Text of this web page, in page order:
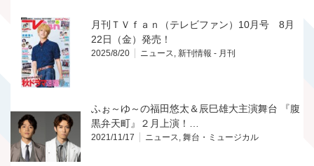
月刊ＴＶｆａｎ（テレビファン）10月号 8月
22日（金）発売！
2025/8/20 ニュース, 新刊情報 - 月刊
ふぉ～ゆ～の福田悠太＆辰巳雄大主演舞台 『腹
黒弁天町』２月上演！…
2021/11/17 ニュース, 舞台・ミュージカル